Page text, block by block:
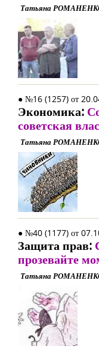
Татьяна
● №16 (1257) от
Экономика:
советская
Татьяна
● №40 (1177) от
Защита прав:
прозевайте
Татьяна